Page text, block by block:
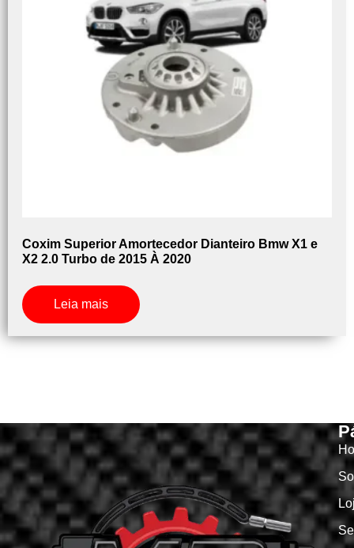
Coxim Superior Amortecedor Dianteiro Bmw X1 e
X2 2.0 Turbo de 2015 À 2020
Leia mais